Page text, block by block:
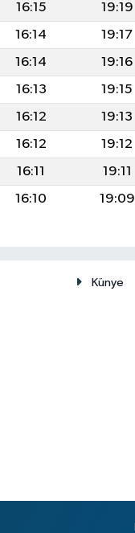
16:15 19:19
16:14 19:17
16:14 19:16
16:13 19:15
16:12 19:13
16:12 19:12
16:11 19:11
16:10 19:09
Künye